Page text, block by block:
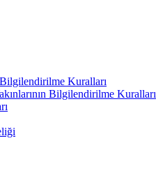
Bilgilendirilme Kuralları
Bilgilendirilme Kuralları